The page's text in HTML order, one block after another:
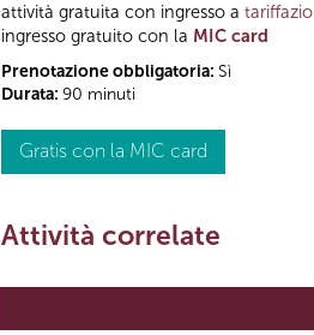
attività gratuita con ingresso a
ingresso gratuito con la MIC card
Prenotazione obbligatoria: Sì
Durata: 90 minuti
Gratis con la MIC card
Attività correlate